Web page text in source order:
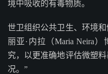
境中吸收的有毒物质。
世卫组织公共卫生、环境
丽亚·内拉（Maria Neira
究，以更准确地评估微塑
况。”